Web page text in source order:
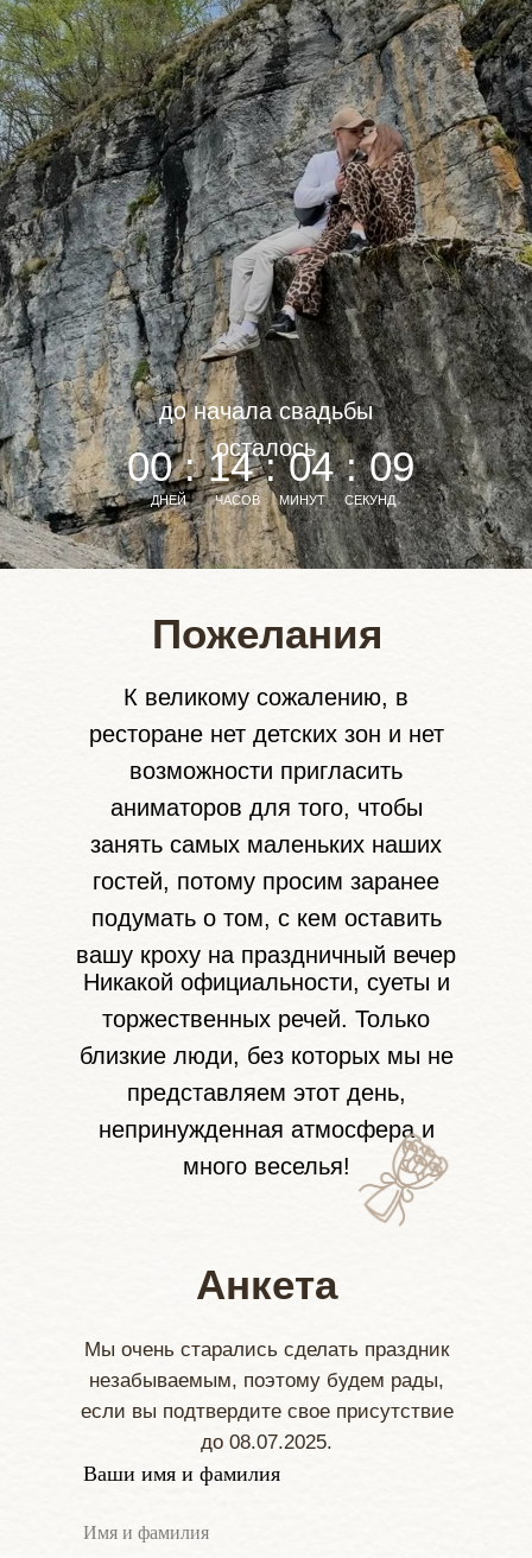
МИНУТ
ЧАСОВ
ДНЕЙ СЕКУНД
00 : 14 : 04 : 07
до начала свадьбы
осталось
Пожелания
К великому сожалению, в
ресторане нет детских зон и нет
возможности пригласить
аниматоров для того, чтобы
занять самых маленьких наших
гостей, потому просим заранее
подумать о том, с кем оставить
вашу кроху на праздничный вечер
Никакой официальности, суеты и
торжественных речей. Только
близкие люди, без которых мы не
представляем этот день,
непринужденная атмосфера и
много веселья!
Мы очень старались сделать праздник
незабываемым, поэтому будем рады,
если вы подтвердите свое присутствие
до 08.07.2025.
Ваши имя и фамилия
Анкета